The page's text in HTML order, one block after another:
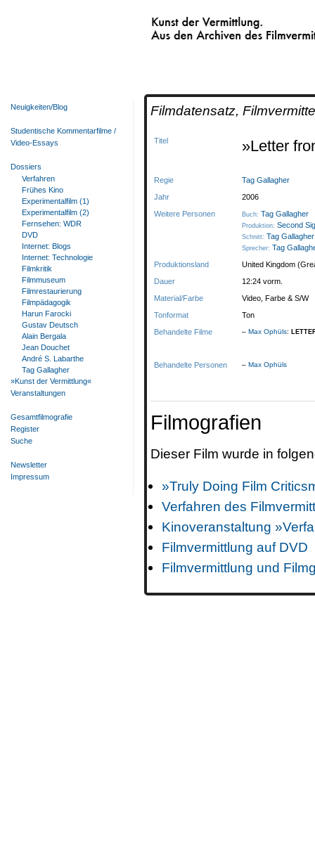
Kunst der Vermittlung.
Aus den Archiven des Filmvermittelnden
Neuigkeiten/Blog
Studentische Kommentarfilme /
Video-Essays
Dossiers
Verfahren
Frühes Kino
Experimentalfilm (1)
Experimentalfilm (2)
Fernsehen: WDR
DVD
Internet: Blogs
Internet: Technologie
Filmkritik
Filmmuseum
Filmrestaurierung
Filmpädagogik
Harun Farocki
Gustav Deutsch
Alain Bergala
Jean Douchet
André S. Labarthe
Tag Gallagher
»Kunst der Vermittlung«
Veranstaltungen
Gesamtfilmografie
Register
Suche
Newsletter
Impressum
Filmdatensatz,
Titel »Letter
Regie
Tag Gallagher
Jahr
2006
Weitere Personen
Buch: Tag Gallagher
Produktion: Second
Schnitt: Tag Gallagher
Sprecher: Tag
Produktionsland
United Kingdom
Dauer
12:24 vorm.
Material/Farbe
Video, Farbe & S/W
Tonformat
Ton
Behandelte Filme
Max Ophüls:
Behandelte Personen Max Ophüls
Filmografien
Dieser Film wurde in
»Truly Doing Film
Verfahren des
Kinoveranstaltung
Filmvermittlung auf DVD
Filmvermittlung und